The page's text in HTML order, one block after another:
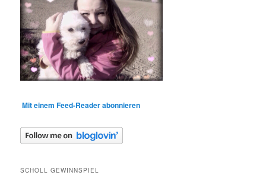
Mit einem Feed-Reader abonnieren
SCHOLL GEWINNSPIEL